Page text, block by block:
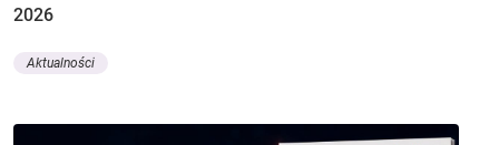
2026
Aktualności